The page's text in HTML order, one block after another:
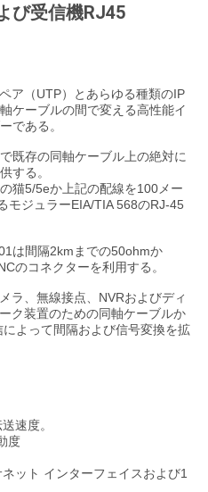
び受信機RJ45
ア（UTP）とあらゆる種類のIP
ケーブルの間で変える高性能イ
である。
既存の同軸ケーブル上の絶対に
する。
猫5/5eか上記の配線を100メー
モジュラーEIA/TIA 568のRJ-45
は間隔2kmまでの50ohmか
のコネクターを利用する。
ラ、無線接点、NVRおよびディ
ク装置のための同軸ケーブルか
よって間隔および信号変換を拡
速度。
度
ット インターフェイスおよび1